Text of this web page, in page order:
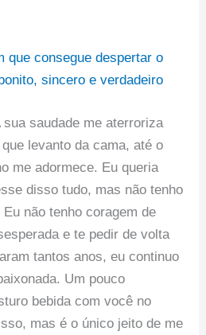
que consegue despertar o
sincero e verdadeiro
sua saudade me aterroriza
levanto da cama, até o
me adormece. Eu queria
disso tudo, mas não tenho
não tenho coragem de
e te pedir de volta
tantos anos, eu continuo
Um pouco
bebida com você no
mas é o único jeito de me